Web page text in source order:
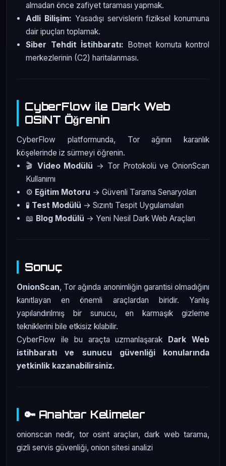
almadan önce zafiyet taraması yapmak.
Adli Bilişim: Yasadışı servislerin fiziksel konumuna
dair ipuçları toplamak.
Siber Tehdit İstihbaratı: Botnet komuta kontrol
merkezlerinin (C2) haritalanması.
CyberFlow ile Dark Web
OSINT Öğrenin
CyberFlow platformunda, Tor ağının karanlık
köşelerinde iz sürmeyi öğrenin.
🎬 Video Modülü → Tor Protokolü ve OnionScan
Kullanımı
⚙️ Eğitim Motoru → Güvenli Tarama Senaryoları
🧪 Test Modülü → Sızıntı Tespit Uygulamaları
📖 Blog Modülü → Yeni Nesil Dark Web Araçları
Sonuç
OnionScan, Tor ağında anonimliğin garantisi olmadığını
kanıtlayan en önemli araçlardan biridir. Yanlış
yapılandırılmış bir sunucu, en karmaşık gizleme
tekniklerini bile etkisiz kılabilir.
CyberFlow ile bu araçta uzmanlaşarak Dark Web
istihbaratı ve sunucu güvenliği konularında
yetkinlik kazanabilirsiniz.
🔑 Anahtar Kelimeler
onionscan nedir, tor osint araçları, dark web tarama,
gizli servis güvenliği, onion sitesi analizi